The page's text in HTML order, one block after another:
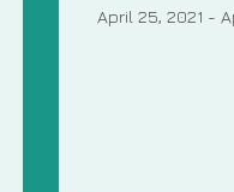
April 25, 2021 -